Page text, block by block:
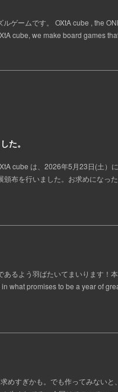
ゲームです。 OXtA cube , the
cube, we make board games
た。
cube は、2026年5月23日(土）
布を行いました。お求めになっ
るよう羽ばたいてまいります！
what promises to be a year of
めすぎかも。でも作ってみないと